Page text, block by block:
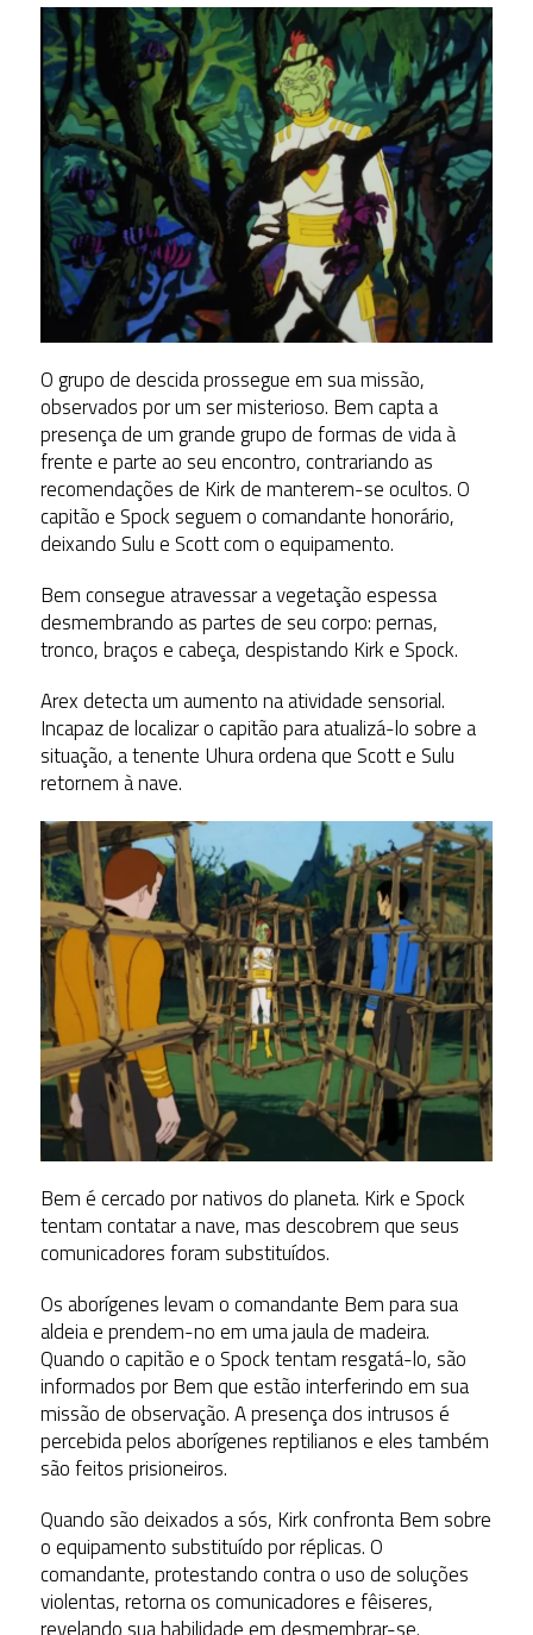
O grupo de descida prossegue em sua missão,
observados por um ser misterioso. Bem capta a
presença de um grande grupo de formas de vida à
frente e parte ao seu encontro, contrariando as
recomendações de Kirk de manterem-se ocultos. O
capitão e Spock seguem o comandante honorário,
deixando Sulu e Scott com o equipamento.
Bem consegue atravessar a vegetação espessa
desmembrando as partes de seu corpo: pernas,
tronco, braços e cabeça, despistando Kirk e Spock.
Arex detecta um aumento na atividade sensorial.
Incapaz de localizar o capitão para atualizá-lo sobre a
situação, a tenente Uhura ordena que Scott e Sulu
retornem à nave.
Bem é cercado por nativos do planeta. Kirk e Spock
tentam contatar a nave, mas descobrem que seus
comunicadores foram substituídos.
Os aborígenes levam o comandante Bem para sua
aldeia e prendem-no em uma jaula de madeira.
Quando o capitão e o Spock tentam resgatá-lo, são
informados por Bem que estão interferindo em sua
missão de observação. A presença dos intrusos é
percebida pelos aborígenes reptilianos e eles também
são feitos prisioneiros.
Quando são deixados a sós, Kirk confronta Bem sobre
o equipamento substituído por réplicas. O
comandante, protestando contra o uso de soluções
violentas, retorna os comunicadores e fêiseres,
revelando sua habilidade em desmembrar-se.